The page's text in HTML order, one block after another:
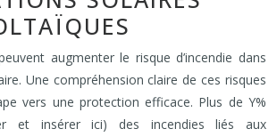
augmenter le risque d’incendie dans
Une compréhension claire de ces risques
vers une protection efficace. Plus de Y%
et insérer ici) des incendies liés aux